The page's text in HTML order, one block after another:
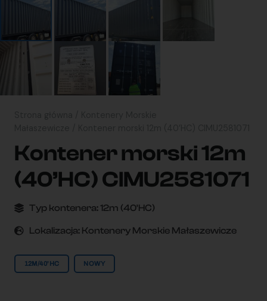
Kontener morski 12m
(40’HC) CIMU2581071
Typ kontenera:12m (40'HC)
Lokalizacja: Kontenery Morskie Małaszewicze
12M/40'HC NOWY